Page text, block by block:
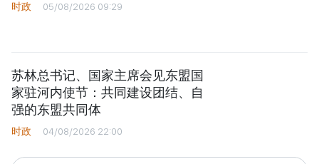
时政 05/08/2026 09:29
苏林总书记、国家主席会见东盟国
家驻河内使节：共同建设团结、自
强的东盟共同体
时政 04/08/2026 22:00